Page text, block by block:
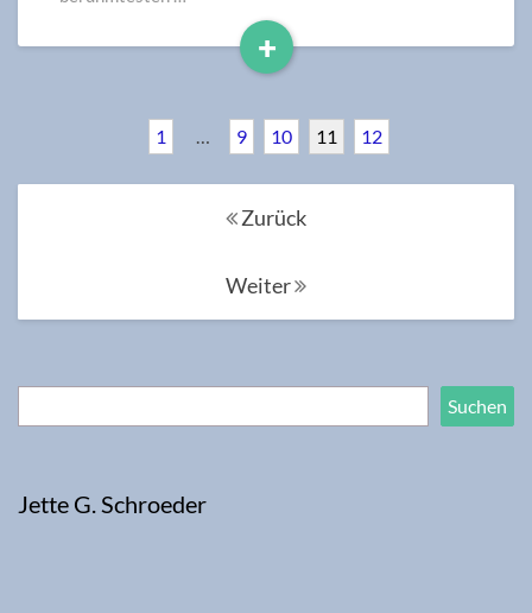
+
Read
1 9 10 11 12
Zurück
Weiter
Suchen
Jette G. Schroeder